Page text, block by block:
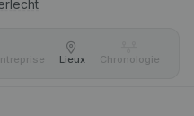
Lieux Chronologie